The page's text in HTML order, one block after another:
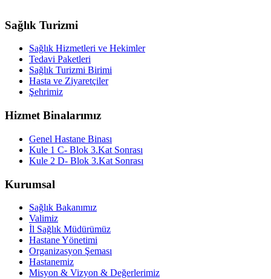
Sağlık Turizmi
Sağlık Hizmetleri ve Hekimler
Tedavi Paketleri
Sağlık Turizmi Birimi
Hasta ve Ziyaretçiler
Şehrimiz
Hizmet Binalarımız
Genel Hastane Binası
Kule 1 C- Blok 3.Kat Sonrası
Kule 2 D- Blok 3.Kat Sonrası
Kurumsal
Sağlık Bakanımız
Valimiz
İl Sağlık Müdürümüz
Hastane Yönetimi
Organizasyon Şeması
Hastanemiz
Misyon & Vizyon & Değerlerimiz